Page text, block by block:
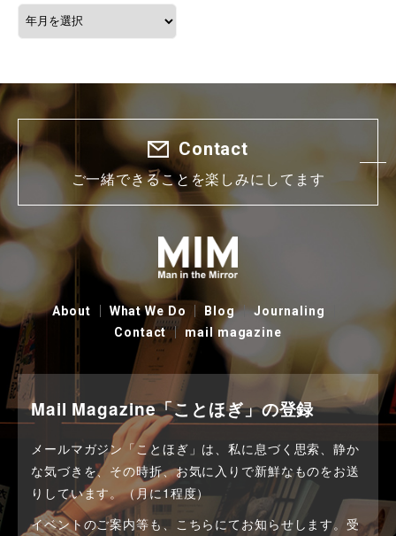
Contact
ご一緒できることを楽しみにしてます
About What We Do Blog
Journaling
Contact
mail magazine
Mail Magazine「ことほぎ」の登録
メールマガジン「ことほぎ」は、私に息づく思索、静か
な気づきを、その時折、お気に入りで新鮮なものをお送
りしています。（月に1程度）
イベントのご案内等も、こちらにてお知らせします。受